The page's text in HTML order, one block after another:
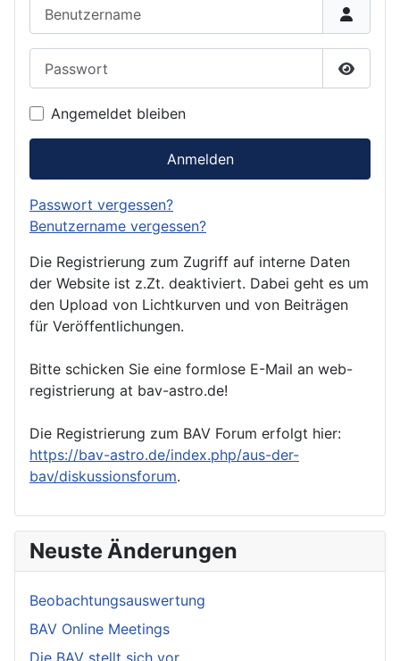
Angemeldet bleiben
Anmelden
Passwort vergessen?
Benutzername vergessen?
Die Registrierung zum Zugriff auf interne Daten
der Website ist z.Zt. deaktiviert. Dabei geht es um
den Upload von Lichtkurven und von Beiträgen
für Veröffentlichungen.
Bitte schicken Sie eine formlose E-Mail an web-
registrierung at bav-astro.de!
Die Registrierung zum BAV Forum erfolgt hier:
https://bav-astro.de/index.php/aus-der-
bav/diskussionsforum.
Neuste Änderungen
Beobachtungsauswertung
BAV Online Meetings
Die BAV stellt sich vor